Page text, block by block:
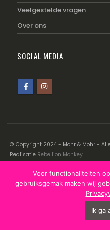
Veelgestelde vragen
Over ons
SOCIAL MEDIA
© Copyright 2024 - Mohr & Mohr -
Realisatie Rebellion Monkey
Disclaimer|Cookiebeleid|
Voor functionaliteiten
gebruiksgemak maken wij
Ik ga